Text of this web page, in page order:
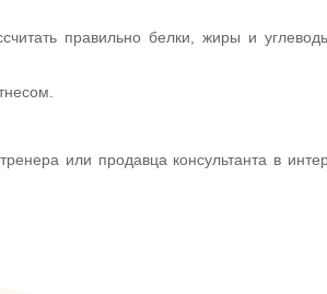
правильно белки, жиры и
или продавца консультанта в